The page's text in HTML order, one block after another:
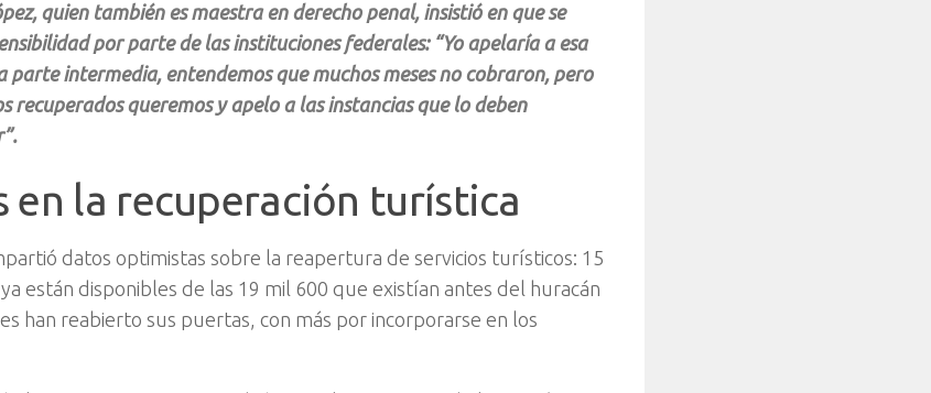
quien también es maestra en derecho penal, insistió en que se
por parte de las instituciones federales: “Yo apelaría a esa
parte intermedia, entendemos que muchos meses no cobraron, pero
recuperados queremos y apelo a las instancias que lo deben
en la recuperación turística
datos optimistas sobre la reapertura de servicios turísticos: 15
están disponibles de las 19 mil 600 que existían antes del huracán
han reabierto sus puertas, con más por incorporarse en los